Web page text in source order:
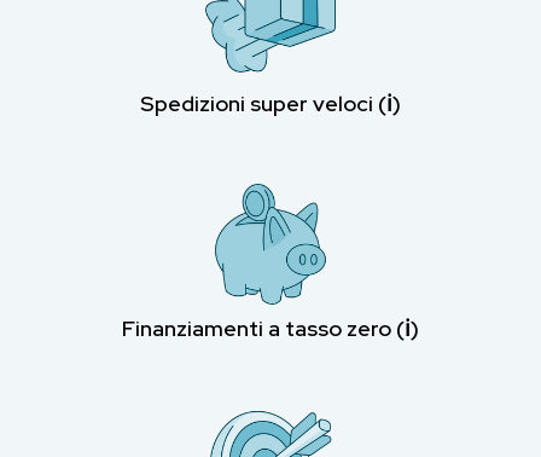
Spedizioni super veloci (ℹ︎)
Finanziamenti a tasso zero (ℹ︎)